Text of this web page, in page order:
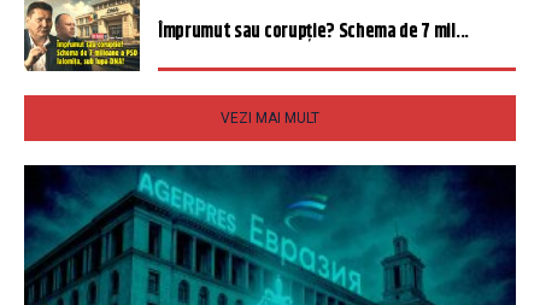
Împrumut sau corupție? Schema de 7 mil...
VEZI MAI MULT